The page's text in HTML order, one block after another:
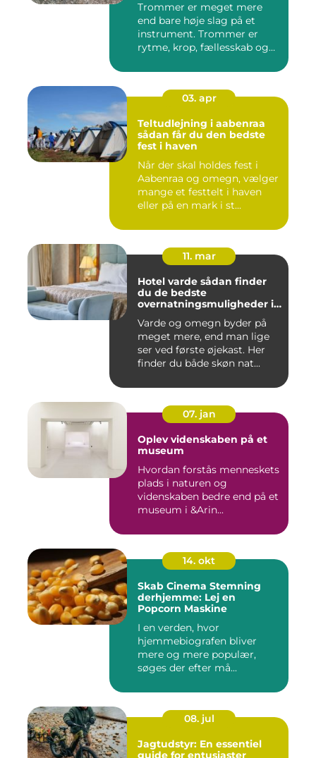
Trommer er meget mere
end bare høje slag på et
instrument. Trommer er
rytme, krop, fællesskab og
03. apr
Teltudlejning i aabenraa
sådan får du den bedste
fest i haven
Når der skal holdes fest i
Aabenraa og omegn, vælger
mange et festtelt i haven
eller på en mark i st...
11. mar
Hotel varde sådan finder
du de bedste
overnatningsmuligheder i
Varde og omegn byder på
meget mere, end man lige
ser ved første øjekast. Her
finder du både skøn nat...
07. jan
Oplev videnskaben på et
museum
Hvordan forstås menneskets
plads i naturen og
videnskaben bedre end på et
museum i &Arin...
14. okt
Skab Cinema Stemning
derhjemme: Lej en
Popcorn Maskine
I en verden, hvor
hjemmebiografen bliver
mere og mere populær,
søges der efter må...
08. jul
Jagtudstyr: En essentiel
guide for entusiaster